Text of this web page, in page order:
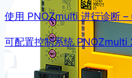
使用 PNOZmulti 进行诊断 –
可配置控制系统 PNOZmulti